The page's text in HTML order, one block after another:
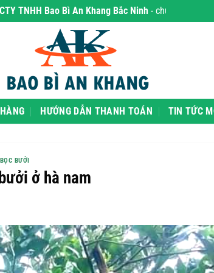
Bao Bì An Khang Bắc Ninh- chuyên phân phối sỉ và lẻ
HƯỚNG DẪN THANH TOÁN TIN TỨC
BƯỞI
ở hà nam